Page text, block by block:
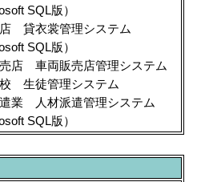
SQL版）
貸衣裳管理システム
SQL版）
店 車両販売店管理システム
生徒管理システム
業 人材派遣管理システム
SQL版）